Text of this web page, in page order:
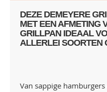
DEZE DEMEYERE
MET EEN AFMETING
GRILLPAN IDEAAL
ALLERLEI SOORTEN
Van sappige